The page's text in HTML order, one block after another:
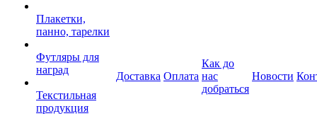
Плакетки,
панно, тарелки
Футляры для
наград
Текстильная
продукция
Доставка Оплата
Как до
нас
добраться
Новости